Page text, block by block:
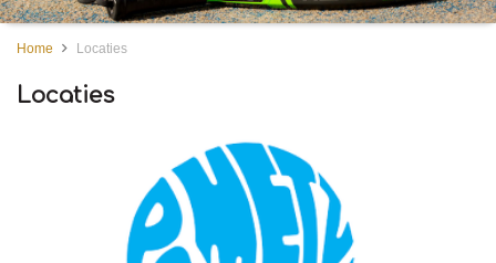
Home Locaties
Locaties